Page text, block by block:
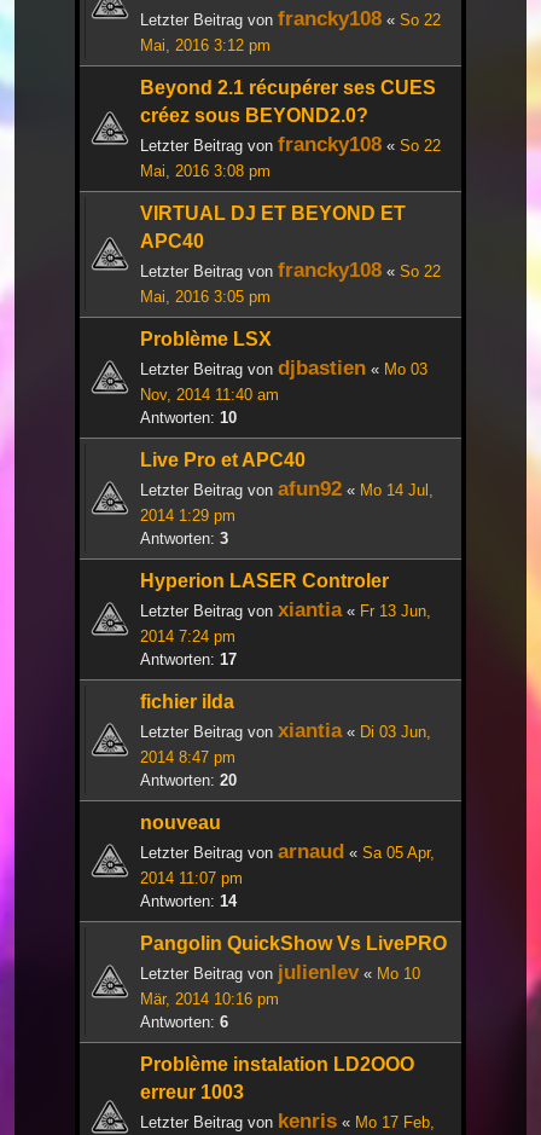
Letzter Beitrag von francky108 « So 22
Mai, 2016 3:12 pm
Beyond 2.1 récupérer ses CUES
créez sous BEYOND2.0?
Letzter Beitrag von francky108 « So 22
Mai, 2016 3:08 pm
VIRTUAL DJ ET BEYOND ET
APC40
Letzter Beitrag von francky108 « So 22
Mai, 2016 3:05 pm
Problème LSX
Letzter Beitrag von djbastien « Mo 03
Nov, 2014 11:40 am
Antworten: 10
Live Pro et APC40
Letzter Beitrag von afun92 « Mo 14 Jul,
2014 1:29 pm
Antworten: 3
Hyperion LASER Controler
Letzter Beitrag von xiantia« Fr 13 Jun,
2014 7:24 pm
Antworten: 17
fichier ilda
Letzter Beitrag von xiantia« Di 03 Jun,
2014 8:47 pm
Antworten: 20
nouveau
Letzter Beitrag von arnaud « Sa 05 Apr,
2014 11:07 pm
Antworten: 14
Pangolin QuickShow Vs LivePRO
Letzter Beitrag von julienlev« Mo 10
Mär, 2014 10:16 pm
Antworten: 6
Problème instalation LD2OOO
erreur 1003
Letzter Beitrag von kenris « Mo 17 Feb,